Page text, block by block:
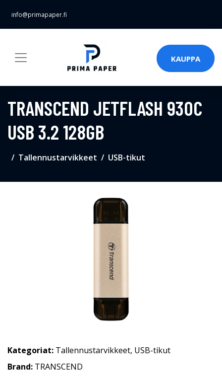
info@primapaper.fi
KAUPPA
TRANSCEND JETFLASH 930C
USB 3.2 128GB
Tallennustarvikkeet USB-tikut
Kategoriat: Tallennustarvikkeet, USB-tikut
Brand: TRANSCEND